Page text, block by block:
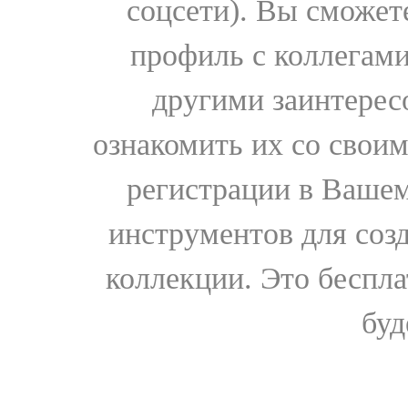
соцсети). Вы
профиль с
другими
ознакомить их со
регистрации в
инструментов для
коллекции. Это